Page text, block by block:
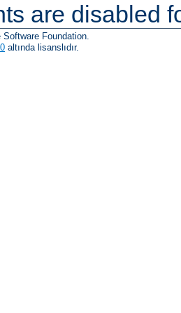
are disabled
Foundation.
altında lisanslıdır.